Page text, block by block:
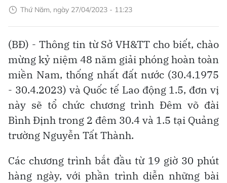
Thứ Năm, ngày 27/04/2023 - 11:23
(BĐ) - Thông tin từ Sở VH&TT cho biết, chào
mừng kỷ niệm 48 năm giải phóng hoàn toàn
miền Nam, thống nhất đất nước (30.4.1975
- 30.4.2023) và Quốc tế Lao động 1.5, đơn vị
này sẽ tổ chức chương trình Đêm võ đài
Bình Định trong 2 đêm 30.4 và 1.5 tại Quảng
trường Nguyễn Tất Thành.
Các chương trình bắt đầu từ 19 giờ 30 phút
hàng ngày, với phần trình diễn những bài